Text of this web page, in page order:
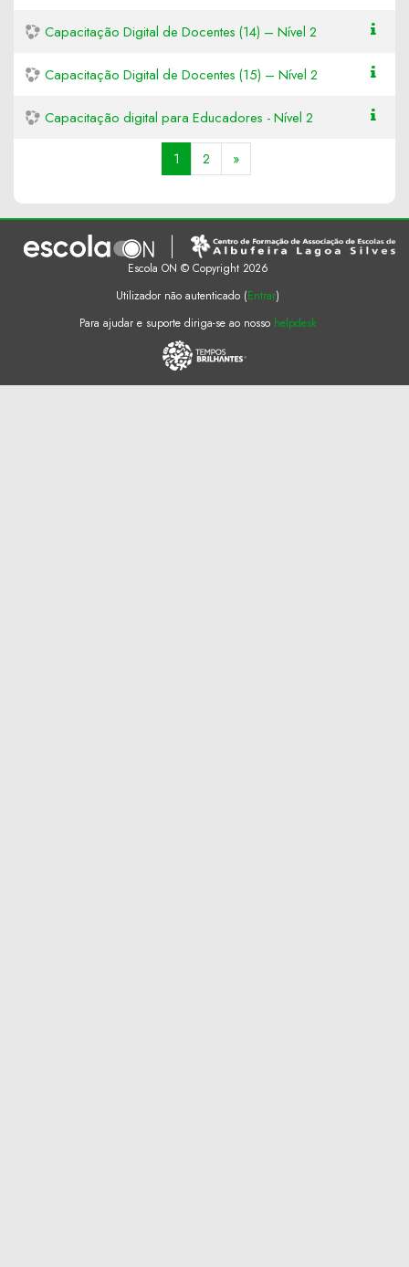
Capacitação Digital de Docentes (14) – Nível 2
Capacitação Digital de Docentes (15) – Nível 2
Capacitação digital para Educadores - Nível 2
1 (atual)
2 »Seguinte
Escola ON © Copyright 2026
Utilizador não autenticado (Entrar)
Para ajudar e suporte diriga-se ao nosso helpdesk